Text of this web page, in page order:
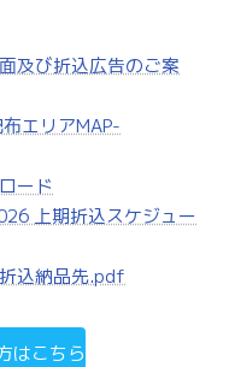
及び折込広告のご案
布エリアMAP-
ード
上期折込スケジュー
込納品先.pdf
はこちら